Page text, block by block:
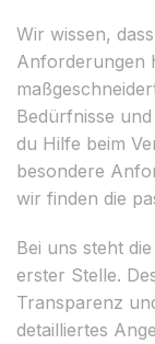
Wir wissen,
Anforderungen
Bedürfnisse
du Hilfe beim
besondere
wir finden die
Bei uns steht
erster Stelle.
Transparenz
detailliertes